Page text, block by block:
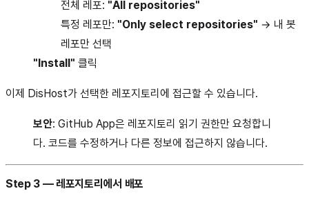
전체 레포: "All repositories"
특정 레포만: "Only select repositories" → 내 봇
레포만 선택
"Install" 클릭
이제 DisHost가 선택한 레포지토리에 접근할 수 있습니다.
보안: GitHub App은 레포지토리 읽기 권한만 요청합니
다. 코드를 수정하거나 다른 정보에 접근하지 않습니다.
Step 3 — 레포지토리에서 배포